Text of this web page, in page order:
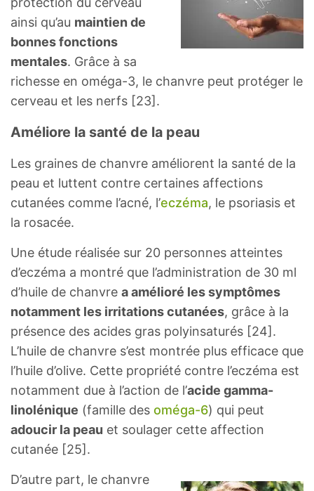
ainsi qu’au maintien de
bonnes fonctions
mentales. Grâce à sa
richesse en oméga-3, le chanvre peut protéger le
cerveau et les nerfs [23].
Améliore la santé de la peau
Les graines de chanvre améliorent la santé de la
peau et luttent contre certaines affections
cutanées comme l’acné, l’eczéma, le psoriasis et
la rosacée.
Une étude réalisée sur 20 personnes atteintes
d’eczéma a montré que l’administration de 30 ml
d’huile de chanvre a amélioré les symptômes
notamment les irritations cutanées, grâce à la
présence des acides gras polyinsaturés [24].
L’huile de chanvre s’est montrée plus efficace que
l’huile d’olive. Cette propriété contre l’eczéma est
notamment due à l’action de l’acide gamma-
linolénique (famille des oméga-6) qui peut
adoucir la peau et soulager cette affection
cutanée [25].
D’autre part, le chanvre